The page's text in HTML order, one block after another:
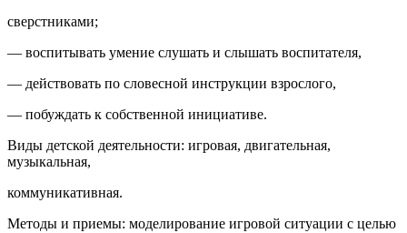
сверстниками;
— воспитывать умение слушать и слышать воспитателя,
— действовать по словесной инструкции взрослого,
— побуждать к собственной инициативе.
Виды детской деятельности: игровая, двигательная,
музыкальная,
коммуникативная.
Методы и приемы: моделирование игровой ситуации с целью